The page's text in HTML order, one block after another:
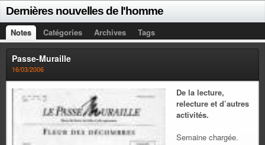
Dernières nouvelles de l'homme
Notes Catégories Archives Tags
Passe-Muraille
16/03/2006
De la lecture,
relecture et d’autres
activités.
Semaine chargée.